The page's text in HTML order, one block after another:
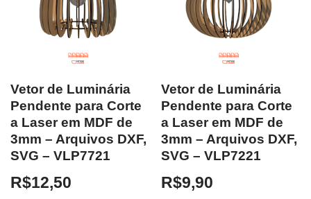
Vetor de Luminária
Pendente para Corte
a Laser em MDF de
3mm – Arquivos DXF,
SVG – VLP7721
R$12,50
Vetor de Luminária
Pendente para Corte
a Laser em MDF de
3mm – Arquivos DXF,
SVG – VLP7221
R$9,90